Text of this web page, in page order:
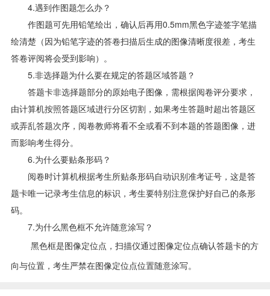
4.遇到作图题怎么办？
作图题可先用铅笔绘出，确认后再用0.5mm黑色字迹签字笔描
绘清楚（因为铅笔字迹的答卷扫描后生成的图像清晰度很差，考生
答卷评阅将会受到影响）。
5.非选择题为什么要在规定的答题区域答题？
答题卡非选择题部分的原始电子图像，需根据阅卷评分要求，
由计算机按照答题区域进行分区切割，如果考生答题时超出答题区
或弄乱答题次序，阅卷教师将看不全或看不到本题的答题图像，进
而影响考生得分。
6.为什么要贴条形码？
阅卷时计算机根据考生所贴条形码自动识别准考证号，这是答
题卡唯一记录考生信息的标识，考生要特别注意保护好自己的条形
码。
7.为什么黑色框不允许随意涂写？
黑色框是图像定位点，扫描仪通过图像定位点确认答题卡的方
向与位置，考生严禁在图像定位点位置随意涂写。